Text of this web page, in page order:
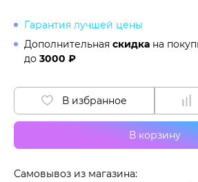
Гарантия лучшей цены
Дополнительная скидка на
до 3000 ₽
В корзину
В избранное
Самовывоз из магазина: